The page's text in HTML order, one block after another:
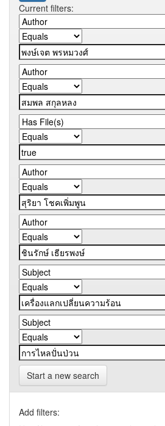
Current filters:
Start a new search
Add filters: